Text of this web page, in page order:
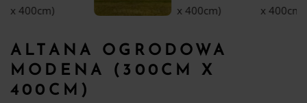
ALTANA OGRODOWA
MODENA (300CM X
400CM)